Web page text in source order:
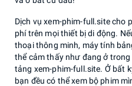
Dịch vụ xem-phim-full.site cho
phí trên mọi thiết bị di động.
thoại thông minh, máy tính
thể cảm thấy như đang ở
tảng xem-phim-full.site. Ở bất
bạn đều có thể xem bộ phim